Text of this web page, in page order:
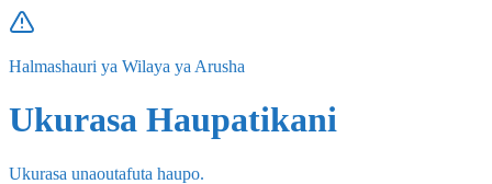
Halmashauri ya Wilaya ya Arusha
Ukurasa Haupatikani
Ukurasa unaoutafuta haupo.